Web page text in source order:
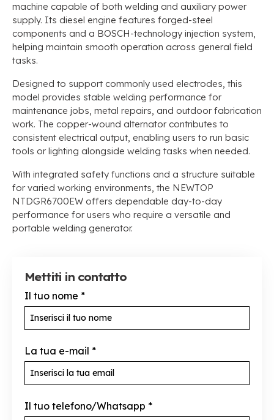
machine capable of both welding and auxiliary power
supply. Its diesel engine features forged-steel
components and a BOSCH-technology injection system,
helping maintain smooth operation across general field
tasks.
Designed to support commonly used electrodes, this
model provides stable welding performance for
maintenance jobs, metal repairs, and outdoor fabrication
work. The copper-wound alternator contributes to
consistent electrical output, enabling users to run basic
tools or lighting alongside welding tasks when needed.
With integrated safety functions and a structure suitable
for varied working environments, the NEWTOP
NTDGR6700EW offers dependable day-to-day
performance for users who require a versatile and
portable welding generator.
Mettiti in contatto
Il tuo nome *
La tua e-mail *
Il tuo telefono/Whatsapp *